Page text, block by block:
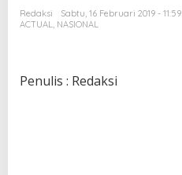
Redaksi
Sabtu, 16 Februari 2019 - 11:59
ACTUAL, NASIONAL
Penulis : Redaksi